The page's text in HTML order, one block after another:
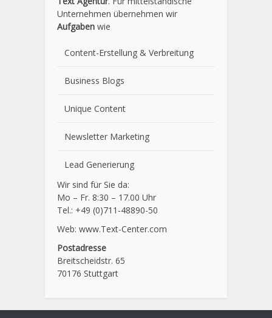
Unternehmen übernehmen wir
Aufgaben wie
Content-Erstellung & Verbreitung
Business Blogs
Unique Content
Newsletter Marketing
Lead Generierung
Wir sind für Sie da:
Mo – Fr. 8:30 – 17.00 Uhr
Tel.: +49 (0)711-48890-50
Web: www.Text-Center.com
Postadresse
Breitscheidstr. 65
70176 Stuttgart